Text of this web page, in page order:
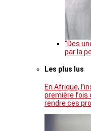
‘’Des
par la
Les plus lus
En Afrique,
première fois
rendre ces